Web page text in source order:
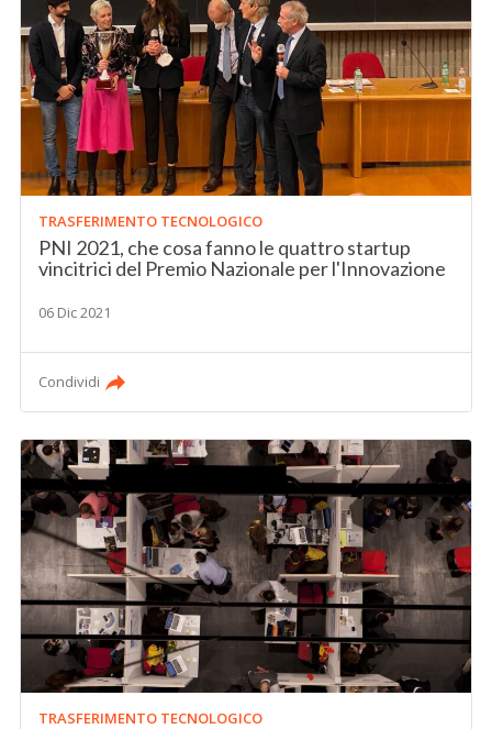
TRASFERIMENTO TECNOLOGICO
PNI 2021, che cosa fanno le quattro startup
vincitrici del Premio Nazionale per l'Innovazione
06 Dic 2021
Condividi
TRASFERIMENTO TECNOLOGICO